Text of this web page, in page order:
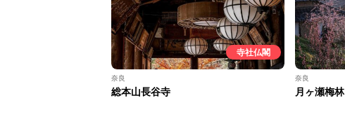
寺社仏閣
奈良
総本山長谷寺
奈良
月ヶ瀬梅林